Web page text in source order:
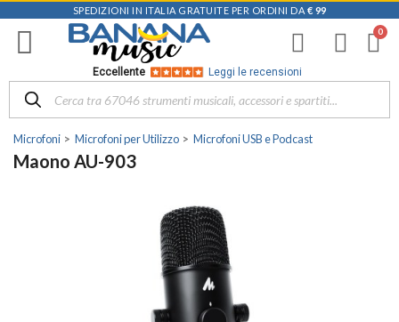
SPEDIZIONI IN ITALIA GRATUITE PER ORDINI DA € 99
Eccellente Leggi le recensioni
Microfoni Microfoni per Utilizzo Microfoni USB e Podcast
Maono AU-903